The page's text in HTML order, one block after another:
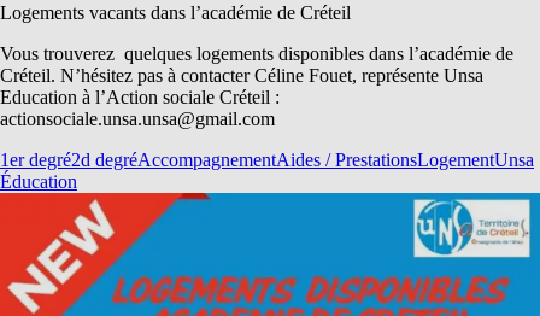
Logements vacants dans l’académie de Créteil
Vous trouverez quelques logements disponibles dans l’académie de
Créteil. N’hésitez pas à contacter Céline Fouet, représente Unsa
Education à l’Action sociale Créteil :
actionsociale.unsa.unsa@gmail.com
1er degré2d degréAccompagnementAides / PrestationsLogementUnsa
Éducation